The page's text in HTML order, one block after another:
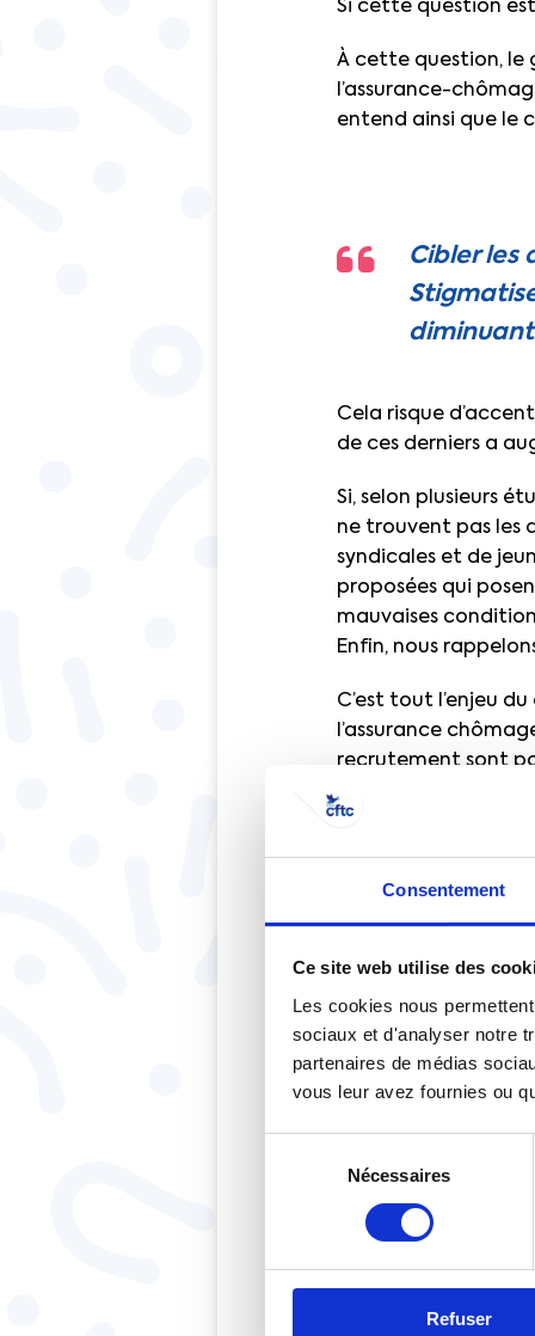
Consentement
Ce site web utilise des
Les cookies nous
sociaux et d'analyser notre
partenaires de médias
vous leur avez fournies ou
consentement
Nécessaires
Refuser
Si cette question
À cette question, le
l’assurance-
entend ainsi que le
Cibler les
Cela risque
de ces derniers a
Si, selon plusieurs
ne trouvent pas les
syndicales et de
proposées qui
mauvaises
Enfin, nous
C’est tout l’enjeu
l’assurance
recrutement sont
d’emploi
question de
métiers pour
nos organisations